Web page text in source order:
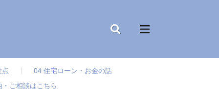
点
04 住宅ローン・お金の話
ご相談はこちら